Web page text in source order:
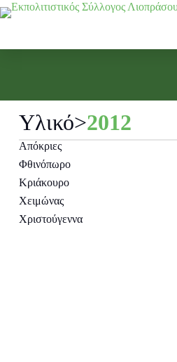
Υλικό>2012
Απόκριες
Φθινόπωρο
Κριάκουρο
Χειμώνας
Χριστούγεννα